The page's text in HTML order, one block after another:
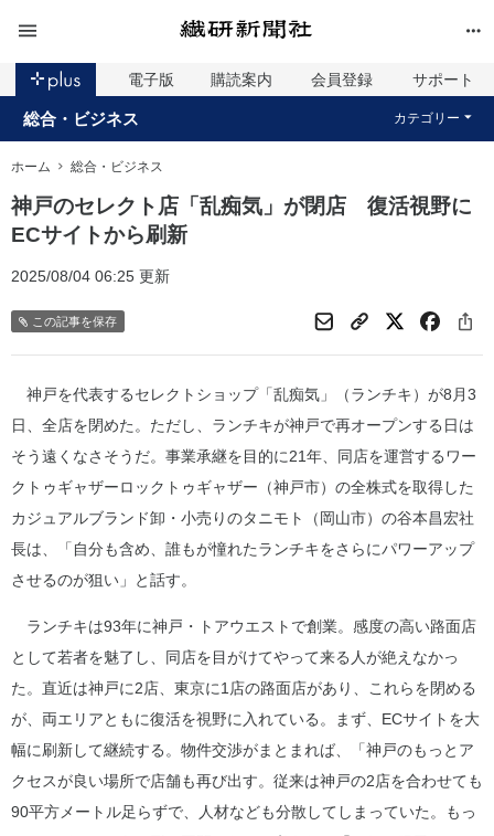
電子版 購読案内 会員登録 サポート
総合・ビジネス カテゴリー
ホーム 総合・ビジネス
神戸のセレクト店「乱痴気」が閉店 復活視野に
ECサイトから刷新
2025/08/04 06:25 更新
この記事を保存
神戸を代表するセレクトショップ「乱痴気」（ランチキ）が8月3
日、全店を閉めた。ただし、ランチキが神戸で再オープンする日は
そう遠くなさそうだ。事業承継を目的に21年、同店を運営するワー
クトゥギャザーロックトゥギャザー（神戸市）の全株式を取得した
カジュアルブランド卸・小売りのタニモト（岡山市）の谷本昌宏社
長は、「自分も含め、誰もが憧れたランチキをさらにパワーアップ
させるのが狙い」と話す。
ランチキは93年に神戸・トアウエストで創業。感度の高い路面店
として若者を魅了し、同店を目がけてやって来る人が絶えなかっ
た。直近は神戸に2店、東京に1店の路面店があり、これらを閉める
が、両エリアともに復活を視野に入れている。まず、ECサイトを大
幅に刷新して継続する。物件交渉がまとまれば、「神戸のもっとア
クセスが良い場所で店舗も再び出す。従来は神戸の2店を合わせても
90平方メートル足らずで、人材なども分散してしまっていた。もっ